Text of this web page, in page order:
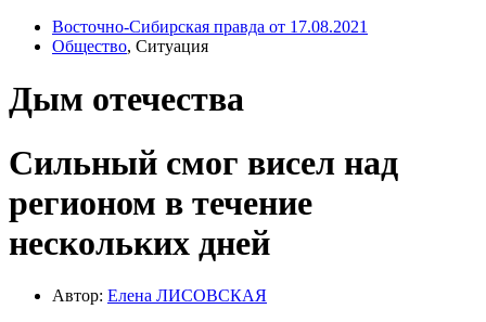
Восточно-Сибирская правда от 17.08.2021
Общество, Ситуация
Дым отечества
Сильный смог висел над
регионом в течение
нескольких дней
Автор: Елена ЛИСОВСКАЯ